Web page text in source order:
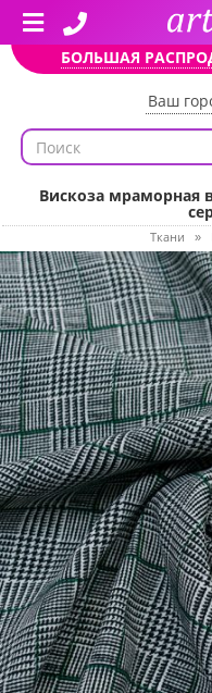
БОЛЬШАЯ
Ваш
Вискоза мраморная
Ткани »